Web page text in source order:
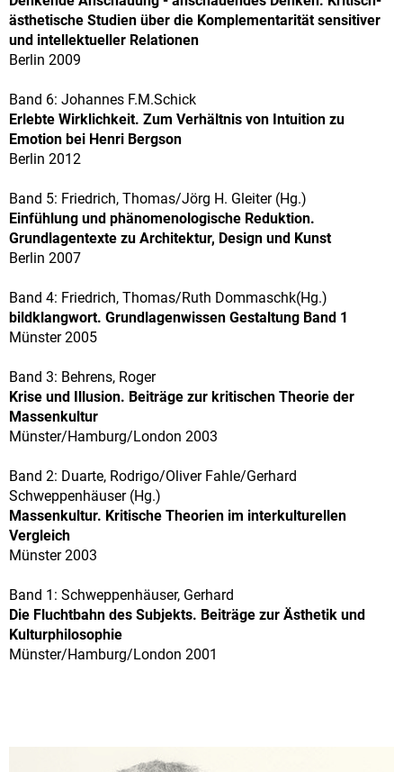
ästhetische Studien über die Komplementarität sensitiver
und intellektueller Relationen
Berlin 2009
Band 6: Johannes F.M.Schick
Erlebte Wirklichkeit. Zum Verhältnis von Intuition zu
Emotion bei Henri Bergson
Berlin 2012
Band 5: Friedrich, Thomas/Jörg H. Gleiter (Hg.)
Einfühlung und phänomenologische Reduktion.
Grundlagentexte zu Architektur, Design und Kunst
Berlin 2007
Band 4: Friedrich, Thomas/Ruth Dommaschk(Hg.)
bildklangwort. Grundlagenwissen Gestaltung Band 1
Münster 2005
Band 3: Behrens, Roger
Krise und Illusion. Beiträge zur kritischen Theorie der
Massenkultur
Münster/Hamburg/London 2003
Band 2: Duarte, Rodrigo/Oliver Fahle/Gerhard
Schweppenhäuser (Hg.)
Massenkultur. Kritische Theorien im interkulturellen
Vergleich
Münster 2003
Band 1: Schweppenhäuser, Gerhard
Die Fluchtbahn des Subjekts. Beiträge zur Ästhetik und
Kulturphilosophie
Münster/Hamburg/London 2001